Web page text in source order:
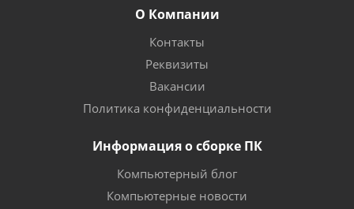
О Компании
Контакты
Реквизиты
Вакансии
Политика конфиденциальности
Информация о сборке ПК
Компьютерный блог
Компьютерные новости